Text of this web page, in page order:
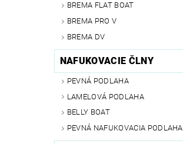
BREMA FLAT BOAT
BREMA PRO V
BREMA DV
NAFUKOVACIE ČLNY
PEVNÁ PODLAHA
LAMELOVÁ PODLAHA
BELLY BOAT
PEVNÁ NAFUKOVACIA PODLAHA